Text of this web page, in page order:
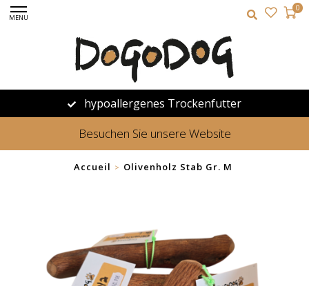
MENU
0
hypoallergenes Trockenfutter
Besuchen Sie unsere Website
Accueil > Olivenholz Stab Gr. M